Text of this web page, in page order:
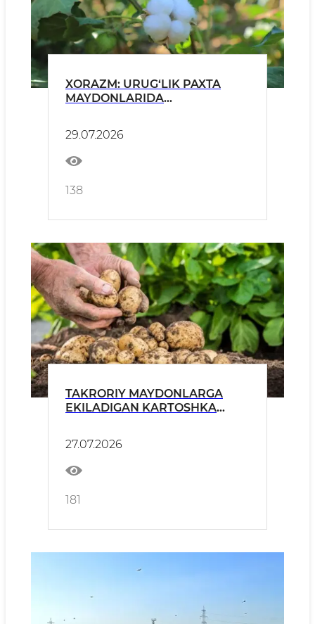
XORAZM: URUG‘LIK PAXTA
MAYDONLARIDA
TADBIRLARI DAVOM
ETTIRILMOQDA
29.07.2026
138
TAKRORIY MAYDONLARGA
EKILADIGAN KARTOSHKA
TOMONIDAN QATʼIY
NAZORATGA OLINGAN
27.07.2026
181